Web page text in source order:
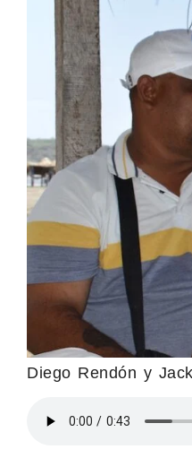
Diego Rendón y